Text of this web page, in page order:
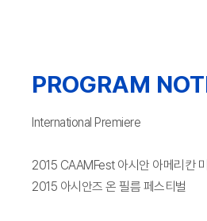
PROGRAM
International Premiere
2015 CAAMFest 아시안 아메리칸
2015 아시안즈 온 필름 페스티벌